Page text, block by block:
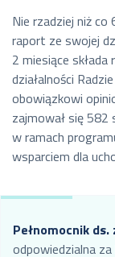
Nie rzadziej niż
raport ze swojej
2 miesiące
działalności
obowiązkowi
zajmował się
w ramach
wsparciem dla
Pełnomocnik
odpowiedzialna